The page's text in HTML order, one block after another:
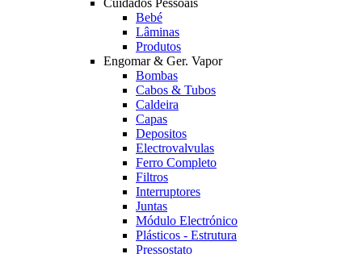
Cuidados Pessoais
Bebé
Lâminas
Produtos
Engomar & Ger. Vapor
Bombas
Cabos & Tubos
Caldeira
Capas
Depositos
Electrovalvulas
Ferro Completo
Filtros
Interruptores
Juntas
Módulo Electrónico
Plásticos - Estrutura
Pressostato